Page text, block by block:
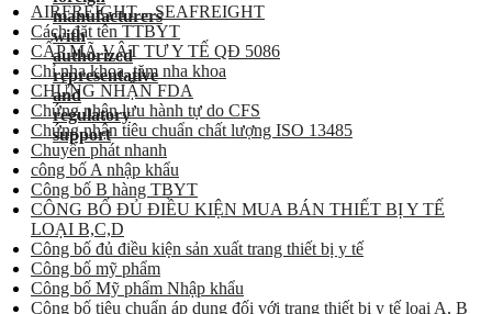
AIRFREIGHT – SEAFREIGHT
Cách đặt tên TTBYT
CẤP MÃ VẬT TƯ Y TẾ QĐ 5086
Chỉ nha khoa, tăm nha khoa
CHỨNG NHẬN FDA
Chứng nhận lưu hành tự do CFS
Chứng nhận tiêu chuẩn chất lượng ISO 13485
Chuyển phát nhanh
công bố A nhập khẩu
Công bố B hàng TBYT
CÔNG BỐ ĐỦ ĐIỀU KIỆN MUA BÁN THIẾT BỊ Y TẾ
LOẠI B,C,D
Công bố đủ điều kiện sản xuất trang thiết bị y tế
Công bố mỹ phẩm
Công bố Mỹ phẩm Nhập khẩu
Công bố tiêu chuẩn áp dụng đối với trang thiết bị y tế loại A, B